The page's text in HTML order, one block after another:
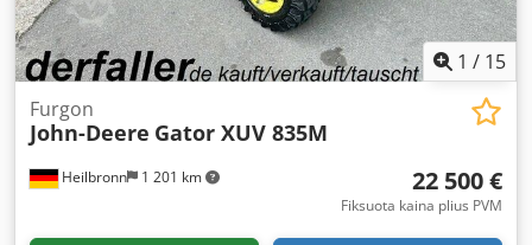
1 / 15
Heilbronn 1 201 km
Furgon
John-Deere Gator XUV 835M
22 500 €
Fiksuota kaina plius PVM